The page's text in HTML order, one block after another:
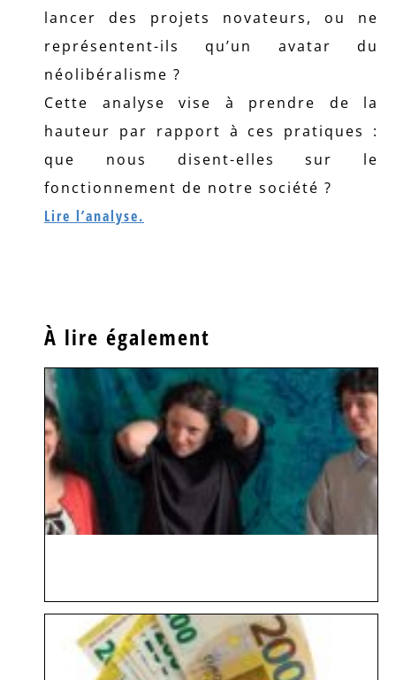
lancer des projets novateurs, ou ne
représentent-ils qu’un avatar du
néolibéralisme ?
Cette analyse vise à prendre de la
hauteur par rapport à ces pratiques :
que nous disent-elles sur le
fonctionnement de notre société ?
Lire l’analyse.
À lire également